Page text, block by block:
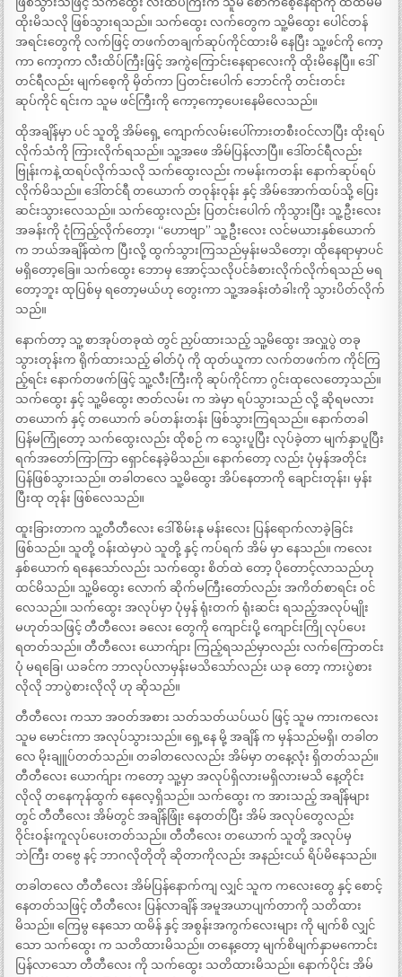
ထိုးမိသလို ဖြစ်သွားရသည်။ သက်ထွေး လက်တွေက သူ့မိထွေး ပေါင်တန်
အရင်းတွေကို လက်ဖြင့် တဖက်တချက်ဆုပ်ကိုင်ထားမိ နေပြီး သူ့ဖင်ကို ကော့
ကာ ကော့ကာ လီးထိပ်ကြီးဖြင့် အကွဲကြောင်းနေရာလေးကို ထိုးမိနေပြီ။ ဒေါ်
တင်ရီလည်း မျက်စေ့ကို မှိတ်ကာ ပြတင်းပေါက် ဘောင်ကို တင်းတင်း
ဆုပ်ကိုင် ရင်းက သူမ ဖင်ကြီးကို ကော့ကော့ပေးနေမိလေသည်။
ထိုအချိန်မှာ ပင် သူတို့ အိမ်ရှေ့ ကျောက်လမ်းပေါ်ကားတစီးဝင်လာပြီး ထိုးရပ်
လိုက်သံကို ကြားလိုက်ရသည်။ သူ့အဖေ အိမ်ပြန်လာပြီ။ ဒေါ်တင်ရီလည်း
ဗြုန်းကနဲ့ ထရပ်လိုက်သလို သက်ထွေးလည်း ကမန်းကတန်း နောက်ဆုပ်ရပ်
လိုက်မိသည်။ ဒေါ်တင်ရီ တယောက် တဝုန်းဝုန်း နှင့် အိမ်အောက်ထပ်သို့ ပြေး
ဆင်းသွားလေသည်။ သက်ထွေးလည်း ပြတင်းပေါက် ကိုသွားပြီး သူ့ဦးလေး
အခန်းကို ငုံကြည့်လိုက်တော့၊ “ဟောဗျာ” သူ့ဦးလေး လင်မယားနှစ်ယောက်
က ဘယ်အချိန်ထဲက ပြီးလို့ ထွက်သွားကြသည်မှန်းမသိတော့၊ ထိုနေရာမှာပင်
မရှိတော့ခြေ။ သက်ထွေး ဘောမှ အောင့်သလိုပင်ခံစားလိုက်လိုက်ရသည် မရ
တော့ဘူး ထုပြစ်မှ ရတော့မယ်ဟု တွေးကာ သူ့အခန်းတံခါးကို သွားပိတ်လိုက်
သည်။
နောက်တာ့ သူ့ စာအုပ်တခုထဲ တွင် ညှပ်ထားသည့် သူ့မိထွေး အလှူပွဲ တခု
သွားတုန်းက ရိုက်ထားသည့် ဓါတ်ပုံ ကို ထုတ်ယူကာ လက်တဖက်က ကိုင်ကြ
ည့်ရင်း နောက်တဖက်ဖြင့် သူ့လီးကြီးကို ဆုပ်ကိုင်ကာ ဂွင်းထုလေတော့သည်။
သက်ထွေး နှင့် သူ့မိထွေး ဇာတ်လမ်း က အဲမှာ ရပ်သွားသည် လို့ ဆိုရမလား
တယောက် နှင့် တယောက် ခပ်တန်းတန်း ဖြစ်သွားကြရသည်။ နောက်တခါ
ပြန်မကြုံတော့ သက်ထွေးလည်း ထိုစဉ် က သွေးပူပြီး လုပ်ခဲ့တာ မျက်နှာပူပြီး
ရက်အတော်ကြာကြာ ရှောင်နေခဲ့မိသည်။ နောက်တော့ လည်း ပုံမှန်အတိုင်း
ပြန်ဖြစ်သွားသည်။ တခါတလေ သူ့မိထွေး အိပ်နေတာကို ချောင်းတုန်း၊ မှန်း
ပြီးထု တုန်း ဖြစ်လေသည်။
ထူးခြားတာက သူ့တီတီလေး ဒေါ်စိမ်းနု မန်းလေး ပြန်ရောက်လာခဲ့ခြင်း
ဖြစ်သည်။ သူတို့ ဝန်းထဲမှာပဲ သူတို့ နှင့် ကပ်ရက် အိမ် မှာ နေသည်။ ကလေး
နှစ်ယောက် ရနေသော်လည်း သက်ထွေး စိတ်ထဲ တော့ ပိုတောင့်လာသည်ဟု
ထင်မိသည်။ သူ့မိထွေး လောက် ဆိုက်မကြီးတော်လည်း အကိတ်စာရင်း ဝင်
လေသည်။ သက်ထွေး အလုပ်မှာ ပုံမှန် ရုံးတက် ရုံးဆင်း ရသည့်အလုပ်မျိုး
မဟုတ်သဖြင့် တီတီလေး ခလေး တွေကို ကျောင်းပို့ ကျောင်းကြို လုပ်ပေး
ရတတ်သည်။ တီတီလေး ယောက်ျား ကြည့်ရသည်မှာလည်း လက်ကြောတင်း
ပုံ မရခြေ၊ ယခင်က ဘာလုပ်လာမှန်းမသိသော်လည်း ယခု တော့ ကားပွဲစား
လိုလို ဘာပွဲစားလိုလို ဟု ဆိုသည်။
တီတီလေး ကသာ အဝတ်အစား သတ်သတ်ယပ်ယပ် ဖြင့် သူမ ကားကလေး
သူမ မောင်းကာ အလုပ်သွားသည်။ ရှေ့နေ မို့ အချိန် က မှန်သည်မရှိ၊ တခါတ
လေ မိုးချူပ်တတ်သည်။ တခါတလေလည်း အိမ်မှာ တနေ့လုံး ရှိတတ်သည်။
တီတီလေး ယောက်ျား ကတော့ သူ့မှာ အလုပ်ရှိလားမရှိလားမသိ နေ့တိုင်း
လိုလို တနေကုန်ထွက် နေလေ့ရှိသည်။ သက်ထွေး က အားသည့် အချိန်များ
တွင် တီတီလေး အိမ်တွင် အချိန်ဖြုံး နေတတ်ပြီး အိမ် အလုပ်တွေလည်း
ဝိုင်းဝန်းကူလုပ်ပေးတတ်သည်။ တီတီလေး တယောက် သူတို့ အလုပ်မှ
ဘဲကြီး တဗွေ နင့် ဘာဂလိုတိုတို ဆိုတာကိုလည်း အနည်းငယ် ရိပ်မိနေသည်။
တခါတလေ တီတီလေး အိမ်ပြန်နောက်ကျ လျှင် သူက ကလေးတွေ နှင့် စောင့်
နေတတ်သဖြင့် တီတီလေး ပြန်လာချိန် အမူအယာပျက်တာကို သတိထား
မိသည်။ ကြေမွ နေသော ထမိန် နှင့် အစွန်းအကွက်လေးများ ကို မျက်စိ လျှင်
သော သက်ထွေး က သတိထားမိသည်။ တနေ့တော့ မျက်စိမျက်နှာမကောင်း
ပြန်လာသော တီတီလေး ကို သက်ထွေး သတိထားမိသည်။ နောက်ပိုင်း အိမ်